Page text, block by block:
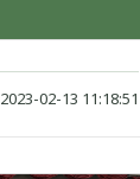
2023-02-13 11:18:51